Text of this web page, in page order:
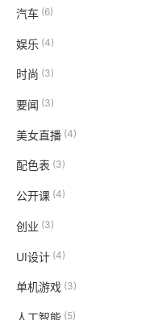
汽车 (6)
娱乐 (4)
时尚 (3)
要闻 (3)
美女直播 (4)
配色表 (3)
公开课 (4)
创业 (3)
UI设计 (4)
单机游戏 (3)
人工智能 (5)